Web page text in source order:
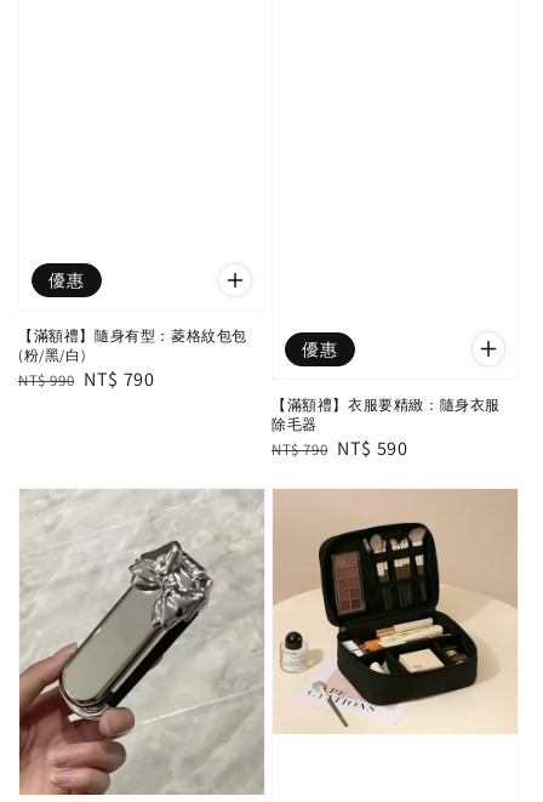
優惠
【滿額禮】隨身有型：菱格紋包包
(粉/黑/白)
Regular
NT$ 990 Sale
NT$ 790
優惠
【滿額禮】衣服要精緻：隨身衣服
除毛器
Regular
NT$ 790 Sale
NT$ 590